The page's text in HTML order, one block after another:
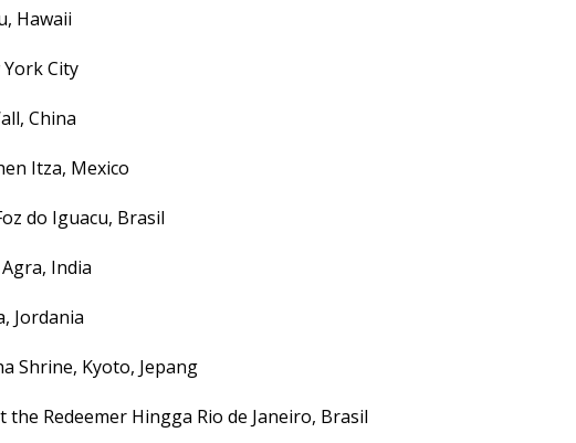
Hawaii
City
China
Itza, Mexico
do Iguacu, Brasil
India
Jordania
Shrine, Kyoto, Jepang
the Redeemer Hingga Rio de Janeiro, Brasil